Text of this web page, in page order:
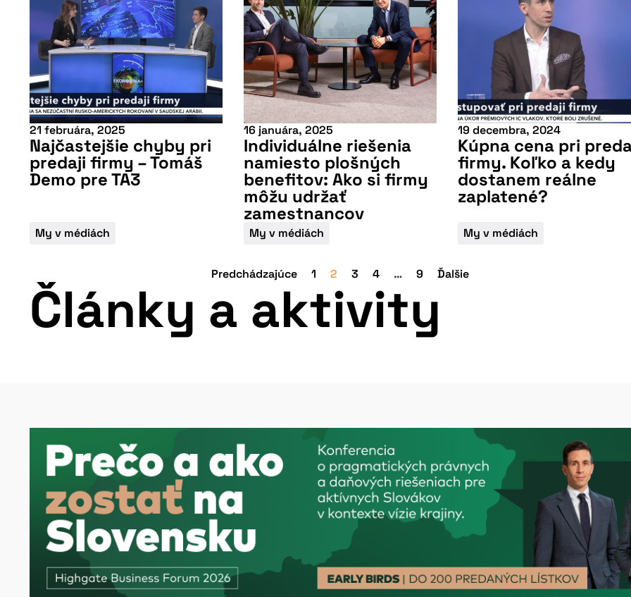
21 februára, 2025
Najčastejšie chyby pri
predaji firmy – Tomáš
Demo pre TA3
My v médiách
16 januára, 2025
Individuálne riešenia
namiesto plošných
benefitov: Ako si firmy
môžu udržať
zamestnancov
My v médiách
19 decembra, 2024
Kúpna cena pri
firmy. Koľko a kedy
dostanem reálne
zaplatené?
My v médiách
Predchádzajúce 1 2 3 4 … 9 Ďalšie
Články a aktivity
Viac informácií